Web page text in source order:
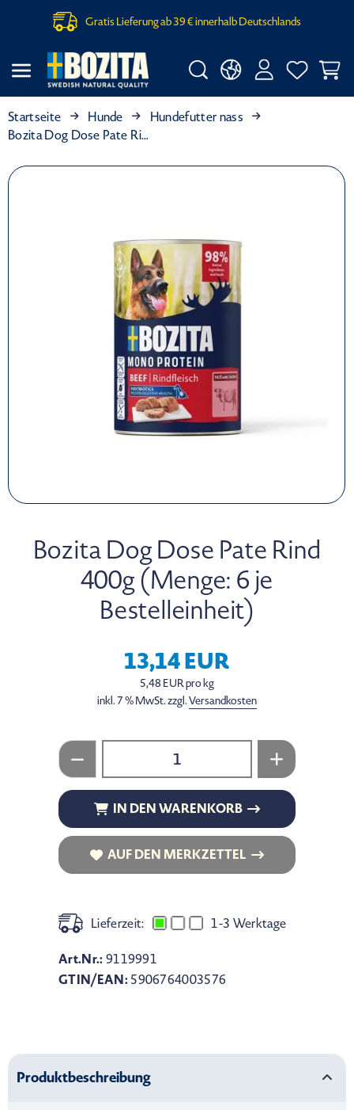
Gratis Lieferung ab 39 € innerhalb Deutschlands
Startseite Hunde
Hundefutter nass
Bozita Dog Dose Pate Rind 400g (Menge: 6 je Bestelleinheit)
Bozita Dog Dose Pate Rind
400g (Menge: 6 je
Bestelleinheit)
13,14 EUR
5,48 EUR pro kg
inkl. 7 % MwSt. zzgl.Versandkosten
IN DEN WARENKORB
IN DEN WARENKORB
AUF DEN MERKZETTEL
AUF DEN MERKZETTEL
Lieferzeit: 1-3 Werktage
Art.Nr.:9119991
GTIN/EAN:5906764003576
Produktbeschreibung